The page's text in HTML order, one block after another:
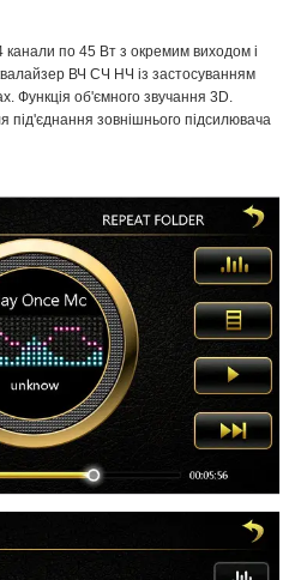
канали по 45 Вт з окремим виходом і
ВЧ СЧ НЧ із застосуванням
Функція об'ємного звучання 3D.
під'єднання зовнішнього підсилювача